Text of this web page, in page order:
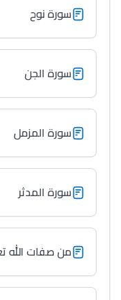
سورة نوح
سورة الجن
سورة المزمل
سورة المدثر
من صفات الله